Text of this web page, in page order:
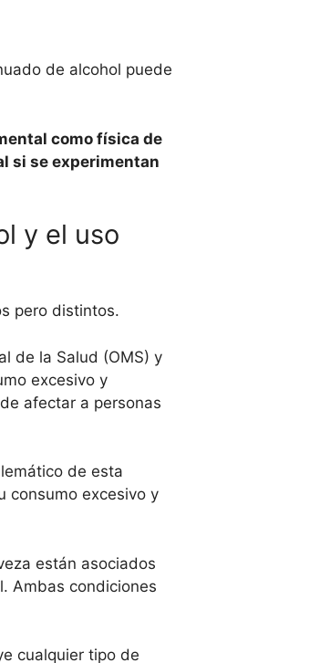
de alcohol puede
como física de
si se experimentan
y el uso
pero distintos.
de la Salud (OMS) y
excesivo y
afectar a personas
de esta
consumo excesivo y
están asociados
Ambas condiciones
cualquier tipo de